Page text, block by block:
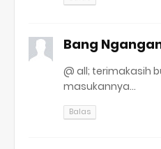
Bang
@ all; terimakasih
masukannya...
Balas